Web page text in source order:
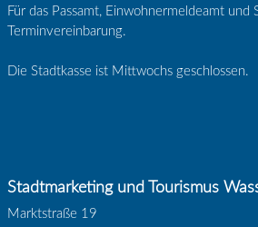
Für das Passamt, Einwohnermeldeamt und
Terminvereinbarung.
Die Stadtkasse ist Mittwochs geschlossen.
Stadtmarketing und Tourismus
Marktstraße 19